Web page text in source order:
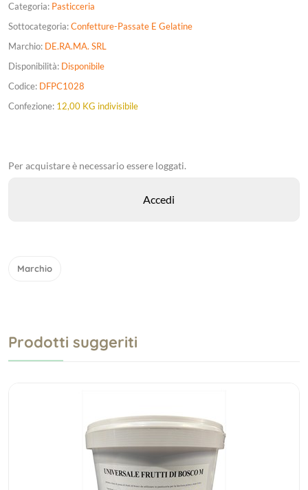
Categoria: Pasticceria
Sottocategoria:Confetture-Passate E Gelatine
Marchio: DE.RA.MA. SRL
Disponibilità: Disponibile
Codice: DFPC1028
Confezione: 12,00 KG indivisibile
Per acquistare è necessario essere loggati.
Marchio
Prodotti suggeriti